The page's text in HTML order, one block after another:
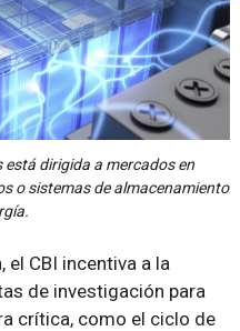
dirigida a mercados en
o sistemas de almacenamiento
CBI incentiva a la
de investigación para
crítica, como el ciclo de